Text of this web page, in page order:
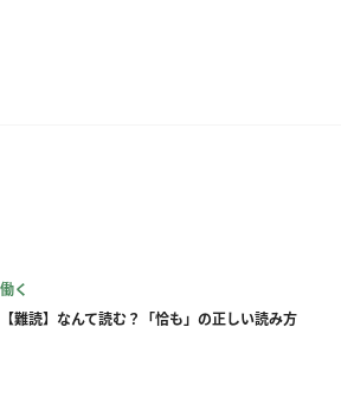
働く
【難読】なんて読む？「恰も」の正しい読み方